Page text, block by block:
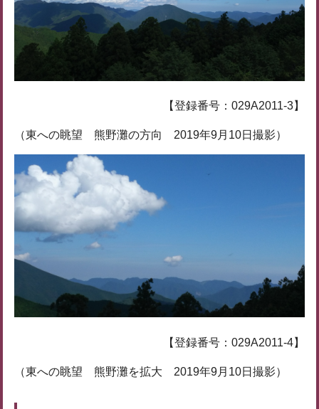
【登録番号：029A2011-3】
（東への眺望 熊野灘の方向 2019年9月10日撮影）
【登録番号：029A2011-4】
（東への眺望 熊野灘を拡大 2019年9月10日撮影）